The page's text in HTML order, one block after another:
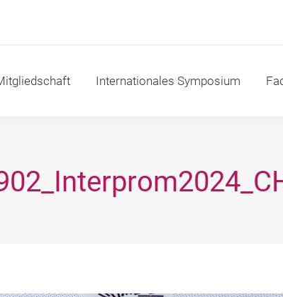
Internationales Symposium